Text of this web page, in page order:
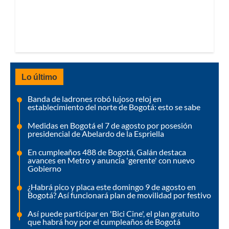
Lo último
Banda de ladrones robó lujoso reloj en
establecimiento del norte de Bogotá: esto se sabe
Medidas en Bogotá el 7 de agosto por posesión
presidencial de Abelardo de la Espriella
En cumpleaños 488 de Bogotá, Galán destaca
avances en Metro y anuncia 'gerente' con nuevo
Gobierno
¿Habrá pico y placa este domingo 9 de agosto en
Bogotá? Así funcionará plan de movilidad por festivo
Así puede participar en 'Bici Cine', el plan gratuito
que habrá hoy por el cumpleaños de Bogotá